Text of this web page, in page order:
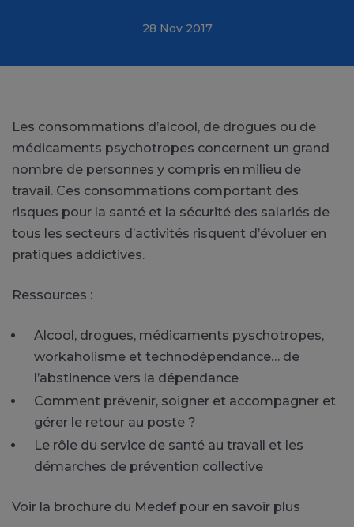
28 Nov 2017
Les consommations d’alcool, de drogues ou de
médicaments psychotropes concernent un grand
nombre de personnes y compris en milieu de
travail. Ces consommations comportant des
risques pour la santé et la sécurité des salariés de
tous les secteurs d’activités risquent d’évoluer en
pratiques addictives.
Ressources :
Alcool, drogues, médicaments pyschotropes,
workaholisme et technodépendance… de
l’abstinence vers la dépendance
Comment prévenir, soigner et accompagner et
gérer le retour au poste ?
Le rôle du service de santé au travail et les
démarches de prévention collective
Voir la brochure du Medef pour en savoir plus